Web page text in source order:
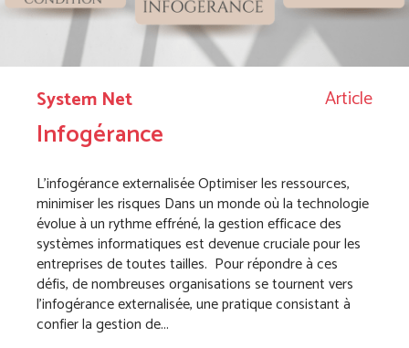
System Net Article
Infogérance
L’infogérance externalisée Optimiser les ressources,
minimiser les risques Dans un monde où la technologie
évolue à un rythme effréné, la gestion efficace des
systèmes informatiques est devenue cruciale pour les
entreprises de toutes tailles. Pour répondre à ces
défis, de nombreuses organisations se tournent vers
l’infogérance externalisée, une pratique consistant à
confier la gestion de...